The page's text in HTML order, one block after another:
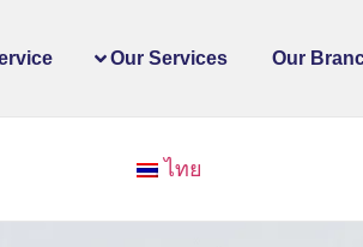
Our Services Our
ไทย